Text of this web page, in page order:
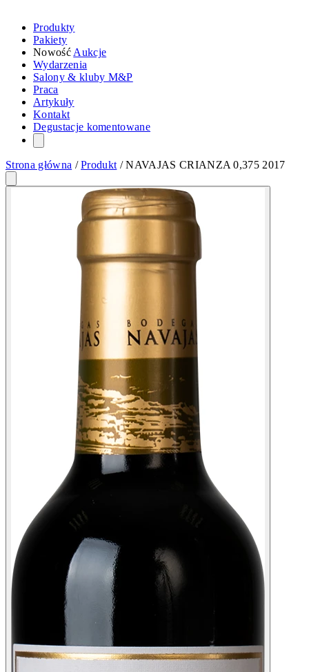
Produkty
Pakiety
Nowość Aukcje
Wydarzenia
Salony & kluby M&P
Praca
Artykuły
Kontakt
Degustacje komentowane
Strona główna /Produkt /NAVAJAS CRIANZA 0,375 2017